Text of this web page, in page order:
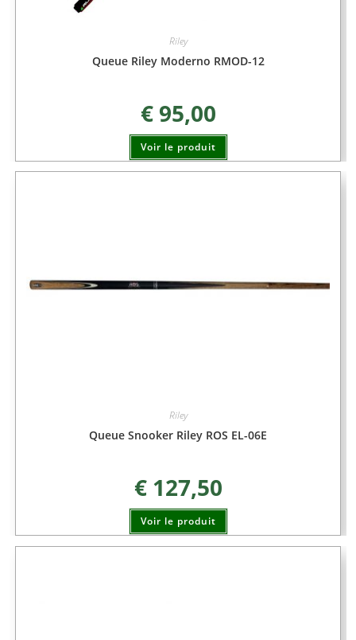
Riley
Queue Riley Moderno RMOD-12
€95,00
Voir le produit
Riley
Queue Snooker Riley ROS EL-06E
€127,50
Voir le produit